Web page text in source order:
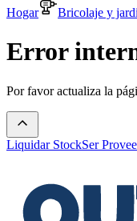
Hogar
Bricolaje y
Error
Por favor actualiza la
Liquidar StockSer